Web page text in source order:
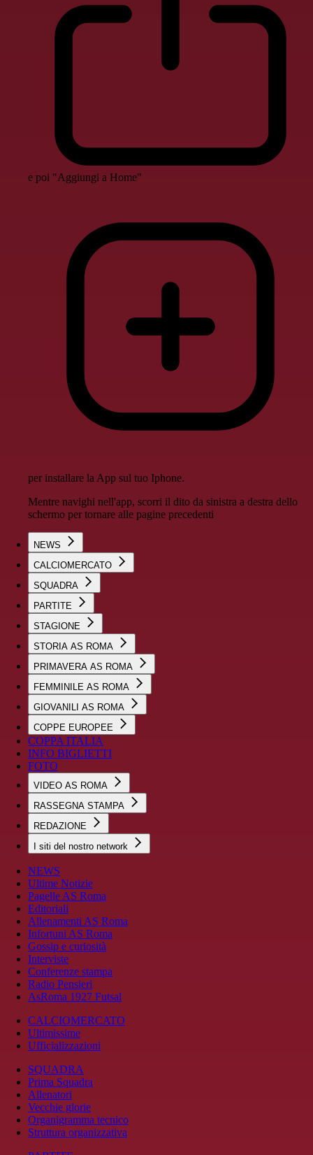
e poi "Aggiungi a Home"
per installare la App sul tuo Iphone.
Mentre navighi nell'app, scorri il dito da sinistra a destra dello
schermo per tornare alle pagine precedenti
NEWS
CALCIOMERCATO
SQUADRA
PARTITE
STAGIONE
STORIA AS ROMA
PRIMAVERA AS ROMA
FEMMINILE AS ROMA
GIOVANILI AS ROMA
COPPE EUROPEE
COPPA ITALIA
INFO BIGLIETTI
FOTO
VIDEO AS ROMA
RASSEGNA STAMPA
REDAZIONE
I siti del nostro network
NEWS
Ultime Notizie
Pagelle AS Roma
Editoriali
Allenamenti AS Roma
Infortuni AS Roma
Gossip e curiosità
Interviste
Conferenze stampa
Radio Pensieri
AsRoma 1927 Futsal
CALCIOMERCATO
Ultimissime
Ufficializzazioni
SQUADRA
Prima Squadra
Allenatori
Vecchie glorie
Organigramma tecnico
Struttura organizzativa